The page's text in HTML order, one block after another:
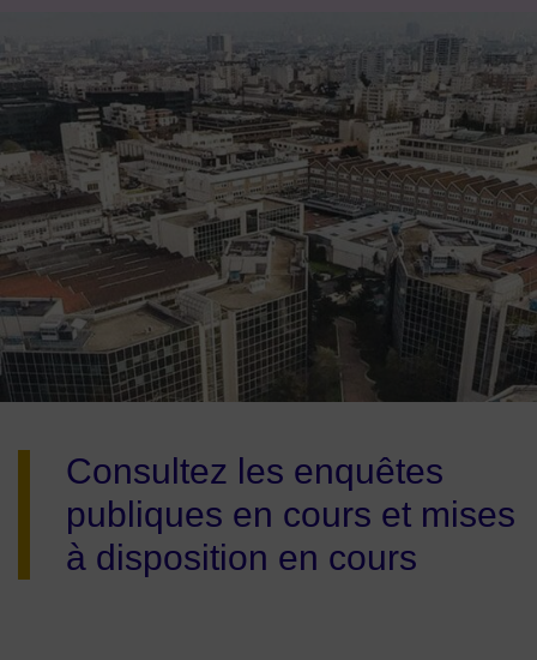
Consultez les enquêtes
publiques en cours et mises
à disposition en cours